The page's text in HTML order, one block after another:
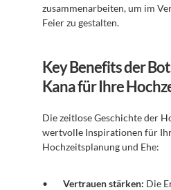
zusammenarbeiten, um im
Feier zu gestalten.
Key Benefits der
Kana für Ihre
Die zeitlose Geschichte der
wertvolle Inspirationen für
Hochzeitsplanung und Ehe:
Vertrauen stärken: Die